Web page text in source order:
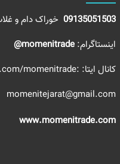
09135051503خوراک دام و
اینستاگرام: momenitrade@
کانال ایتا: :https://eitaa.com/momenitrade
momenitejarat@gmail.com
www.momenitrade.com